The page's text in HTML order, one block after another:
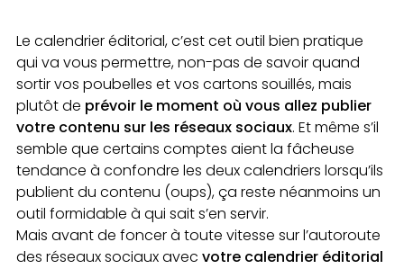
Le calendrier éditorial, c’est cet outil bien pratique
qui va vous permettre, non-pas de savoir quand
sortir vos poubelles et vos cartons souillés, mais
plutôt de prévoir le moment où vous allez publier
votre contenu sur les réseaux sociaux. Et même s’il
semble que certains comptes aient la fâcheuse
tendance à confondre les deux calendriers lorsqu’ils
publient du contenu (oups), ça reste néanmoins un
outil formidable à qui sait s’en servir.
Mais avant de foncer à toute vitesse sur l’autoroute
des réseaux sociaux avec votre calendrier éditorial